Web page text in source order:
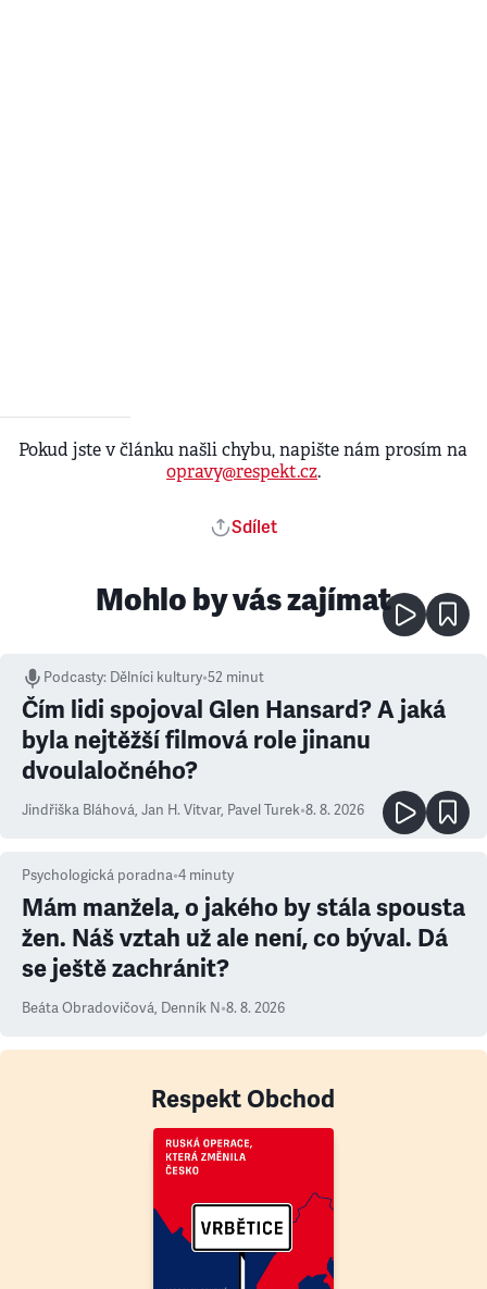
Pokud jste v článku našli chybu, napište nám prosím na
opravy@respekt.cz.
Sdílet
Mohlo by vás zajímat
Podcasty: Dělníci kultury•52 minut
Čím lidi spojoval Glen Hansard? A jaká
byla nejtěžší filmová role jinanu
dvoulaločného?
Jindřiška Bláhová, Jan H. Vitvar, Pavel Turek•8. 8. 2026
Psychologická poradna•4 minuty
Mám manžela, o jakého by stála spousta
žen. Náš vztah už ale není, co býval. Dá
se ještě zachránit?
Beáta Obradovičová, Denník N•8. 8. 2026
Respekt Obchod